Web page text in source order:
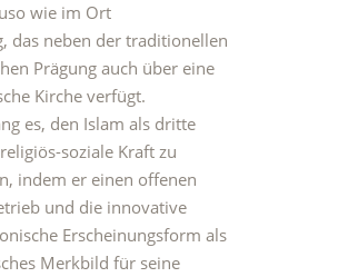
wie im Ort
das neben der traditionellen
Prägung auch über eine
Kirche verfügt.
es, den Islam als dritte
soziale Kraft zu
indem er einen offenen
und die innovative
Erscheinungsform als
Merkbild für seine